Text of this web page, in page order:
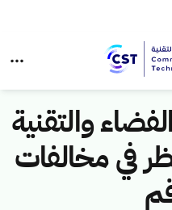
والتقنية
في مخالفات